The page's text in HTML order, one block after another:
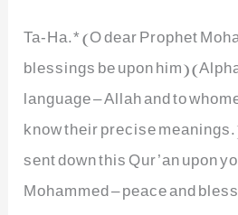
Ta-Ha.* (O dear Prophet
blessings be upon him)
language – Allah and to
know their precise
sent down this Qur’an upon
Mohammed – peace and